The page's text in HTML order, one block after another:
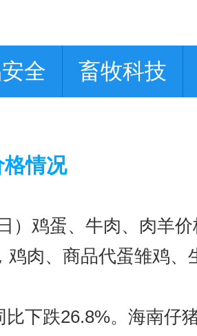
全 畜牧科技
情况
）鸡蛋、牛肉、肉羊价
肉、商品代蛋雏鸡、
下跌26.8%。海南仔